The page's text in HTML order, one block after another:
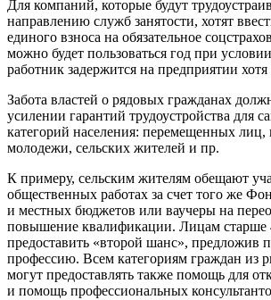
Для компаний, которые будут
направлению служб занятости, хотят
единого взноса на обязательное
можно будет пользоваться год при
работник задержится на предприятии
Забота властей о рядовых гражданах
усилении гарантий трудоустройства для
категорий населения: перемещенных лиц,
молодежи, сельских жителей и пр.
К примеру, сельским жителям обещают
общественных работах за счет того же
и местных бюджетов или ваучеры на
повышение квалификации. Лицам старше
предоставить «второй шанс», предложив
профессию. Всем категориям граждан из
могут предоставлять также помощь для
и помощь профессиональных